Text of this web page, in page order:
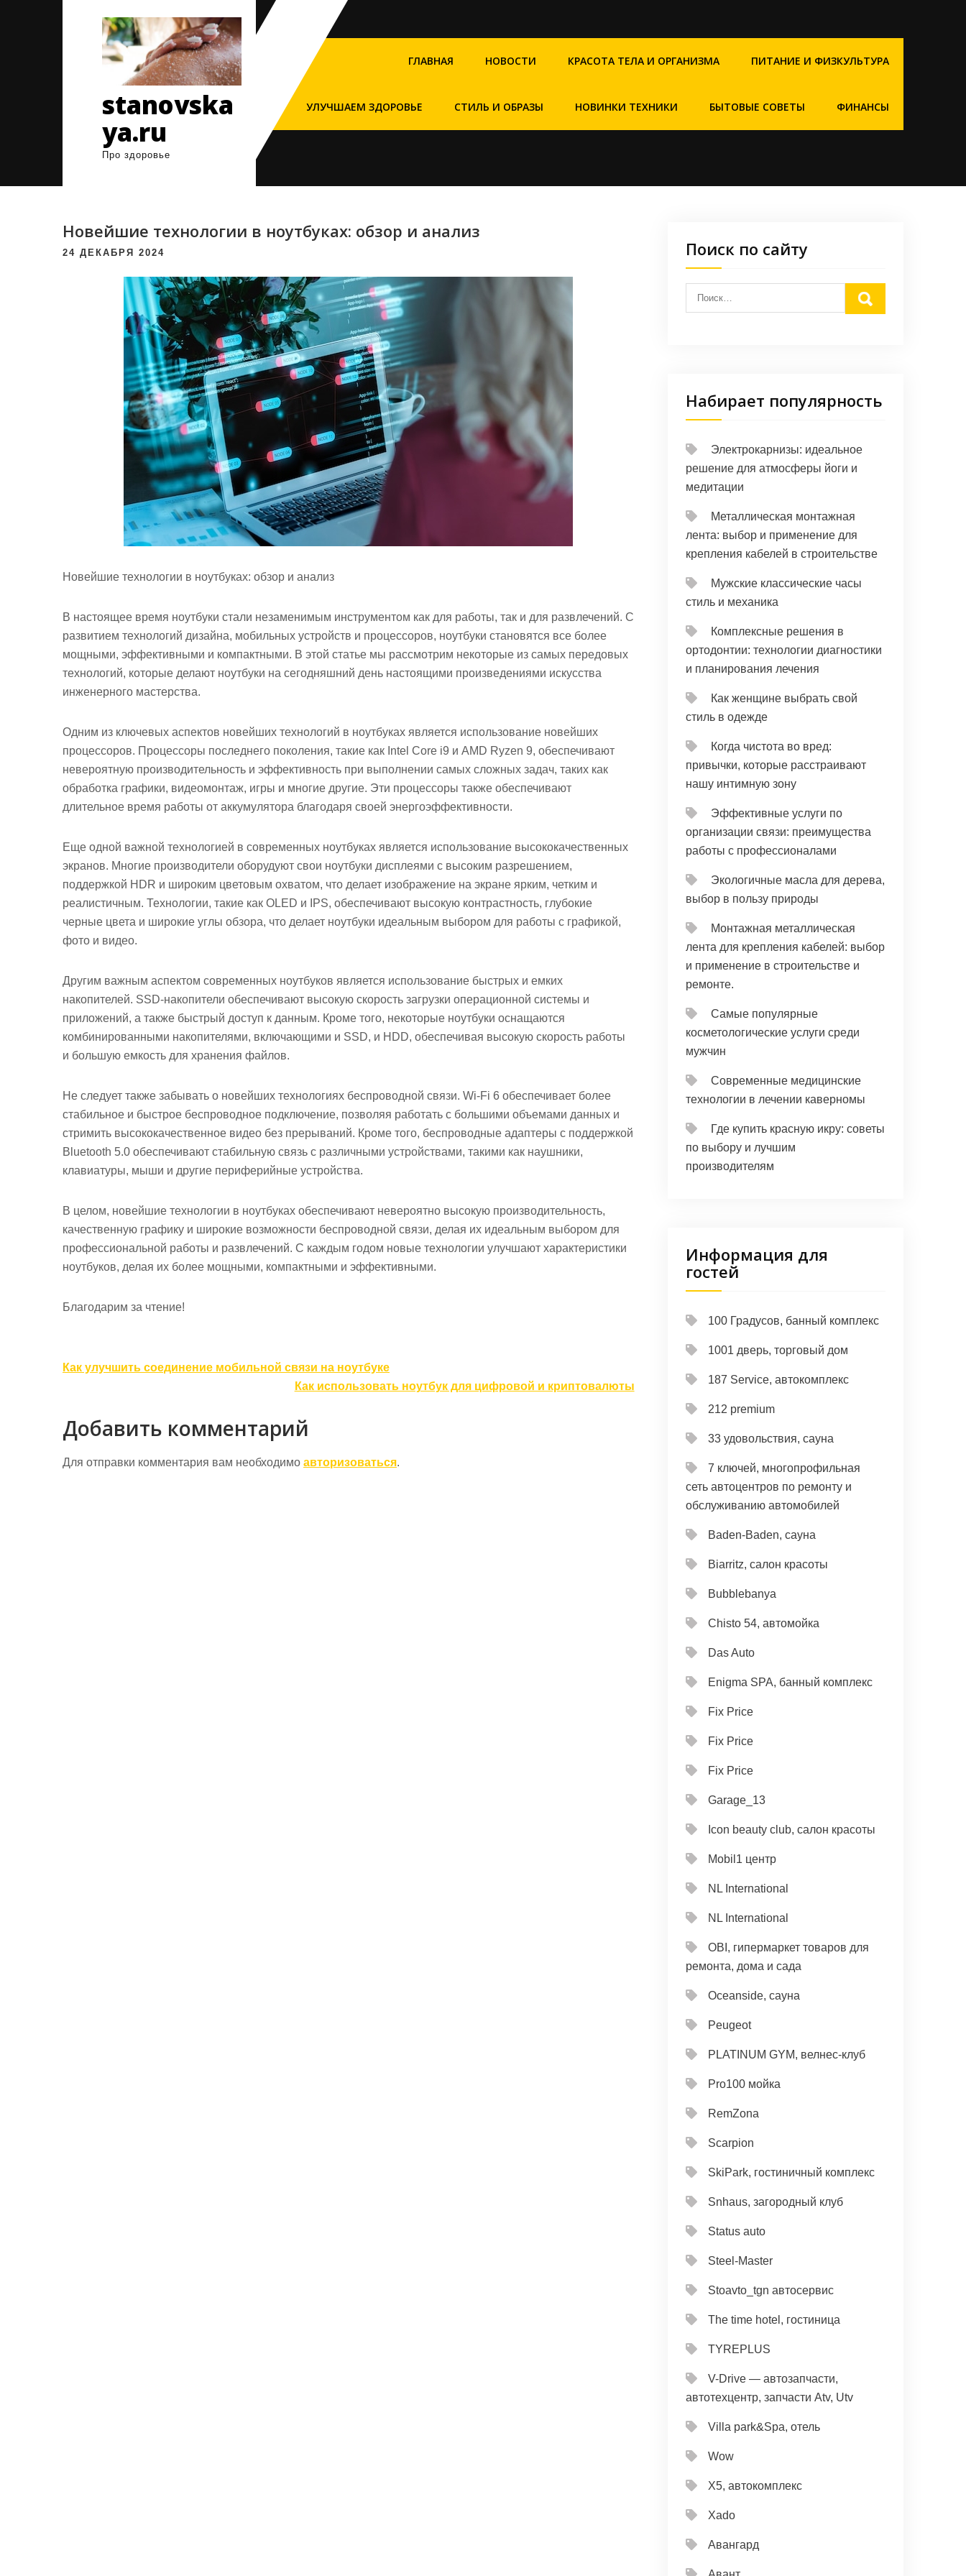
stanovska
ya.ru
Про здоровье
ГЛАВНАЯ НОВОСТИ КРАСОТА ТЕЛА И ОРГАНИЗМА ПИТАНИЕ И ФИЗКУЛЬТУРА
УЛУЧШАЕМ ЗДОРОВЬЕ СТИЛЬ И ОБРАЗЫ НОВИНКИ ТЕХНИКИ БЫТОВЫЕ СОВЕТЫ ФИНАНСЫ
Новейшие технологии в ноутбуках: обзор и анализ
24 ДЕКАБРЯ 2024
Новейшие технологии в ноутбуках: обзор и анализ
В настоящее время ноутбуки стали незаменимым инструментом как для работы, так и для развлечений. С
развитием технологий дизайна, мобильных устройств и процессоров, ноутбуки становятся все более
мощными, эффективными и компактными. В этой статье мы рассмотрим некоторые из самых передовых
технологий, которые делают ноутбуки на сегодняшний день настоящими произведениями искусства
инженерного мастерства.
Одним из ключевых аспектов новейших технологий в ноутбуках является использование новейших
процессоров. Процессоры последнего поколения, такие как Intel Core i9 и AMD Ryzen 9, обеспечивают
невероятную производительность и эффективность при выполнении самых сложных задач, таких как
обработка графики, видеомонтаж, игры и многие другие. Эти процессоры также обеспечивают
длительное время работы от аккумулятора благодаря своей энергоэффективности.
Еще одной важной технологией в современных ноутбуках является использование высококачественных
экранов. Многие производители оборудуют свои ноутбуки дисплеями с высоким разрешением,
поддержкой HDR и широким цветовым охватом, что делает изображение на экране ярким, четким и
реалистичным. Технологии, такие как OLED и IPS, обеспечивают высокую контрастность, глубокие
черные цвета и широкие углы обзора, что делает ноутбуки идеальным выбором для работы с графикой,
фото и видео.
Другим важным аспектом современных ноутбуков является использование быстрых и емких
накопителей. SSD-накопители обеспечивают высокую скорость загрузки операционной системы и
приложений, а также быстрый доступ к данным. Кроме того, некоторые ноутбуки оснащаются
комбинированными накопителями, включающими и SSD, и HDD, обеспечивая высокую скорость работы
и большую емкость для хранения файлов.
Не следует также забывать о новейших технологиях беспроводной связи. Wi-Fi 6 обеспечивает более
стабильное и быстрое беспроводное подключение, позволяя работать с большими объемами данных и
стримить высококачественное видео без прерываний. Кроме того, беспроводные адаптеры с поддержкой
Bluetooth 5.0 обеспечивают стабильную связь с различными устройствами, такими как наушники,
клавиатуры, мыши и другие периферийные устройства.
В целом, новейшие технологии в ноутбуках обеспечивают невероятно высокую производительность,
качественную графику и широкие возможности беспроводной связи, делая их идеальным выбором для
профессиональной работы и развлечений. С каждым годом новые технологии улучшают характеристики
ноутбуков, делая их более мощными, компактными и эффективными.
Благодарим за чтение!
Навигация
Как улучшить соединение мобильной связи на ноутбуке
Как использовать ноутбук для цифровой и криптовалюты
Добавить комментарий
Для отправки комментария вам необходимо авторизоваться.
Поиск по сайту
Набирает популярность
Электрокарнизы: идеальное
решение для атмосферы йоги и
медитации
Металлическая монтажная
лента: выбор и применение для
крепления кабелей в строительстве
Мужские классические часы
стиль и механика
Комплексные решения в
ортодонтии: технологии диагностики
и планирования лечения
Как женщине выбрать свой
стиль в одежде
Когда чистота во вред:
привычки, которые расстраивают
нашу интимную зону
Эффективные услуги по
организации связи: преимущества
работы с профессионалами
Экологичные масла для дерева,
выбор в пользу природы
Монтажная металлическая
лента для крепления кабелей: выбор
и применение в строительстве и
ремонте.
Самые популярные
косметологические услуги среди
мужчин
Современные медицинские
технологии в лечении каверномы
Где купить красную икру: советы
по выбору и лучшим
производителям
Информация для
гостей
100 Градусов, банный комплекс
1001 дверь, торговый дом
187 Service, автокомплекс
212 premium
33 удовольствия, сауна
7 ключей, многопрофильная
сеть автоцентров по ремонту и
обслуживанию автомобилей
Baden-Baden, сауна
Biarritz, салон красоты
Bubblebanya
Chisto 54, автомойка
Das Auto
Enigma SPA, банный комплекс
Fix Price
Fix Price
Fix Price
Garage_13
Icon beauty club, салон красоты
Mobil1 центр
NL International
NL International
OBI, гипермаркет товаров для
ремонта, дома и сада
Oceanside, сауна
Peugeot
PLATINUM GYM, велнес-клуб
Pro100 мойка
RemZona
Scarpion
SkiPark, гостиничный комплекс
Snhaus, загородный клуб
Status auto
Steel-Master
Stoavto_tgn автосервис
The time hotel, гостиница
TYREPLUS
V-Drive — автозапчасти,
автотехцентр, запчасти Atv, Utv
Villa park&Spa, отель
Wow
X5, автокомплекс
Xado
Авангард